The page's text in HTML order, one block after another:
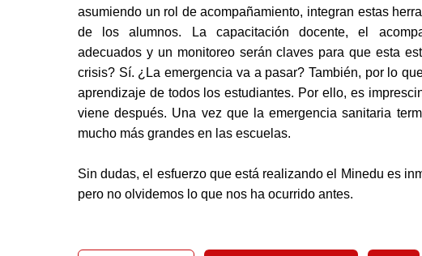
asumiendo un rol de acompañamiento, integran estas
de los alumnos. La capacitación docente, el
adecuados y un monitoreo serán claves para que esta
crisis? Sí. ¿La emergencia va a pasar? También, por lo
aprendizaje de todos los estudiantes. Por ello, es
viene después. Una vez que la emergencia sanitaria
mucho más grandes en las escuelas.
Sin dudas, el esfuerzo que está realizando el Minedu es
pero no olvidemos lo que nos ha ocurrido antes.